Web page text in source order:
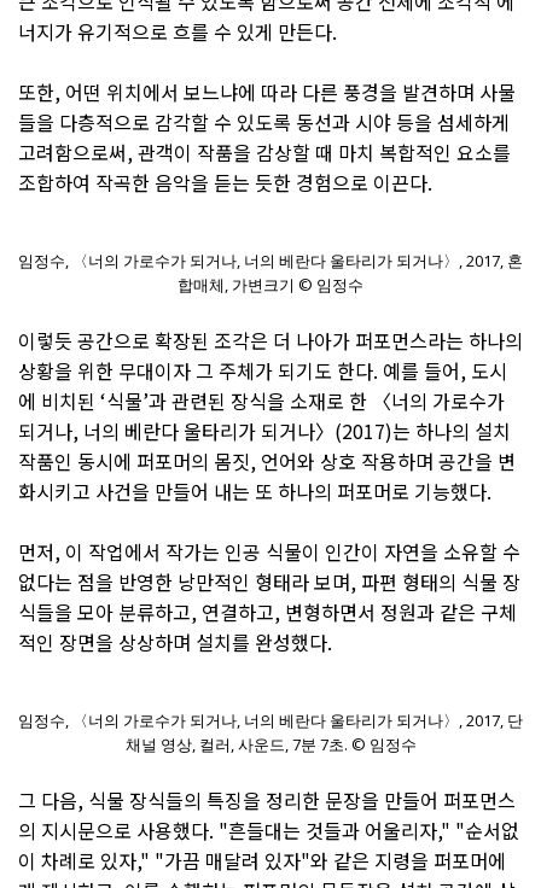
너지가 유기적으로 흐를 수 있게 만든다.
또한, 어떤 위치에서 보느냐에 따라 다른 풍경을 발견하며 사물
들을 다층적으로 감각할 수 있도록 동선과 시야 등을 섬세하게
고려함으로써, 관객이 작품을 감상할 때 마치 복합적인 요소를
조합하여 작곡한 음악을 듣는 듯한 경험으로 이끈다.
임정수, 〈너의 가로수가 되거나, 너의 베란다 울타리가 되거나〉, 2017, 혼
합매체, 가변크기 © 임정수
이렇듯 공간으로 확장된 조각은 더 나아가 퍼포먼스라는 하나의
상황을 위한 무대이자 그 주체가 되기도 한다. 예를 들어, 도시
에 비치된 ‘식물’과 관련된 장식을 소재로 한 〈너의 가로수가
되거나, 너의 베란다 울타리가 되거나〉(2017)는 하나의 설치
작품인 동시에 퍼포머의 몸짓, 언어와 상호 작용하며 공간을 변
화시키고 사건을 만들어 내는 또 하나의 퍼포머로 기능했다.
먼저, 이 작업에서 작가는 인공 식물이 인간이 자연을 소유할 수
없다는 점을 반영한 낭만적인 형태라 보며, 파편 형태의 식물 장
식들을 모아 분류하고, 연결하고, 변형하면서 정원과 같은 구체
적인 장면을 상상하며 설치를 완성했다.
임정수, 〈너의 가로수가 되거나, 너의 베란다 울타리가 되거나〉, 2017, 단
채널 영상, 컬러, 사운드, 7분 7초. © 임정수
그 다음, 식물 장식들의 특징을 정리한 문장을 만들어 퍼포먼스
의 지시문으로 사용했다. "흔들대는 것들과 어울리자," "순서없
이 차례로 있자," "가끔 매달려 있자"와 같은 지령을 퍼포머에